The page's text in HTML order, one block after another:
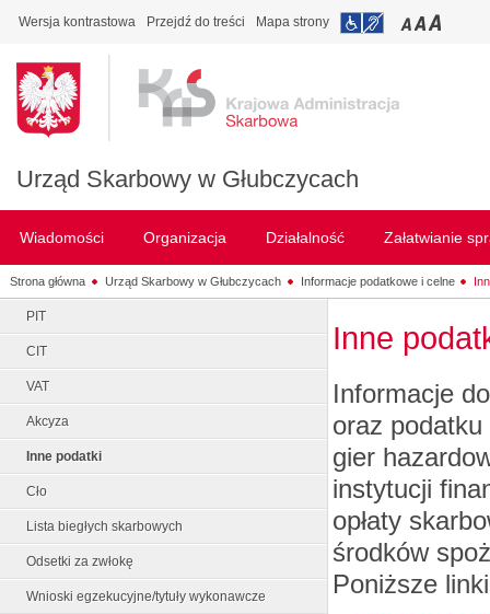
Wersja kontrastowa Przejdź do treści Mapa strony
Urząd Skarbowy w Głubczycach
Wiadomości Organizacja Działalność Załatwianie
Strona główna Urząd Skarbowy w Głubczycach Informacje podatkowe i celne
PIT
CIT
VAT
Akcyza
Inne podatki
Cło
Lista biegłych skarbowych
Odsetki za zwłokę
Wnioski egzekucyjne/tytuły wykonawcze
Inne
Informacje
oraz
gier
instytucji
opłaty
środków
Poniższe